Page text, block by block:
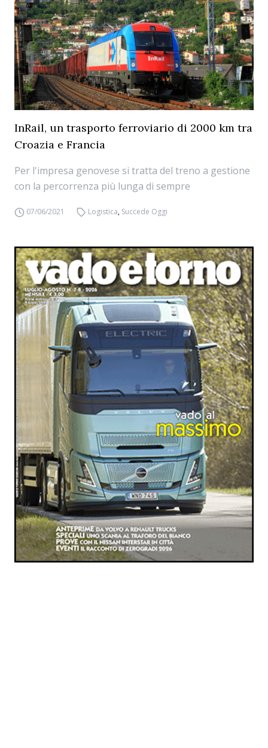
InRail, un trasporto ferroviario di 2000 km tra
Croazia e Francia
Per l'impresa genovese si tratta del treno a gestione
con la percorrenza più lunga di sempre
07/06/2021 Logistica, Succede Oggi